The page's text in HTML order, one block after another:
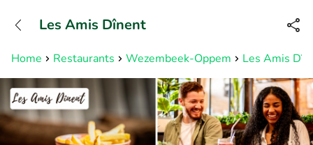
Bereikbaar tot 23:00 uur
Home Restaurants Wezembeek-Oppem Les Amis
Les Amis Dînent